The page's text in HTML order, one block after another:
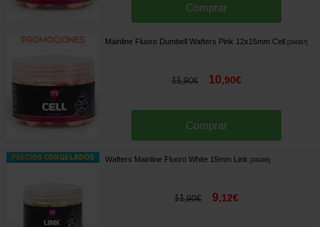
Comprar
Mainline Fluoro Dumbell Wafters Pink 12x15mm Cell [244367]
11,90€ 10,90€
Comprar
Wafters Mainline Fluoro White 15mm Link [244366]
11,90€ 9,12€